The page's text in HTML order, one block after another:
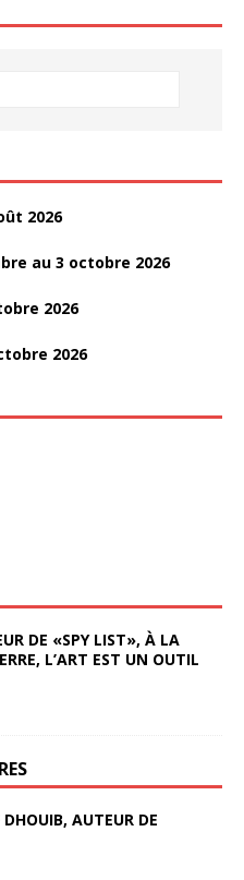
2026
au 3 octobre 2026
2026
2026
DE «SPY LIST», À LA
L’ART EST UN OUTIL
AUTEUR DE